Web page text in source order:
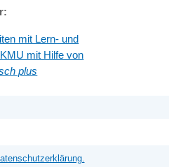
mit Lern- und
mit Hilfe von
plus